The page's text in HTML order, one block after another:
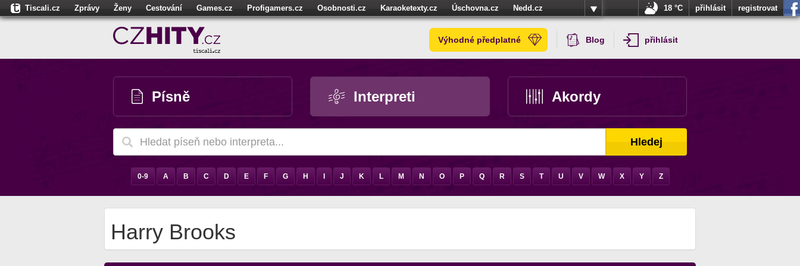
Tiscali.cz Zprávy Ženy Cestování Games.cz Profigamers.cz Osobnosti.cz Karaoketexty.cz Úschovna.cz
Nedd.cz
Sport Dokina.cz CZhity.cz
18 °C přihlásit registrovat
Výhodné předplatné Blog přihlásit
Písně Interpreti Akordy
Hledej
0-9 A B C D E F G H J K L M N O P Q R S T U V W X Y Z
Harry Brooks